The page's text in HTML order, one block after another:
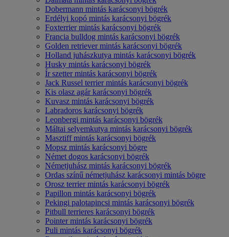
Dobermann mintás karácsonyi bögrék
Erdélyi kopó mintás karácsonyi bögrék
Foxterrier mintás karácsonyi bögrék
Francia bulldog mintás karácsonyi bögrék
Golden retriever mintás karácsonyi bögrék
Holland juhászkutya mintás karácsonyi bögrék
Husky mintás karácsonyi bögrék
Ír szetter mintás karácsonyi bögrék
Jack Russel terrier mintás karácsonyi bögrék
Kis olasz agár karácsonyi bögrék
Kuvasz mintás karácsonyi bögrék
Labradoros karácsonyi bögrék
Leonbergi mintás karácsonyi bögrék
Máltai selyemkutya mintás karácsonyi bögrék
Masztiff mintás karácsonyi bögrék
Mopsz mintás karácsonyi bögre
Német dogos karácsonyi bögrék
Németjuhász mintás karácsonyi bögrék
Ordas színű németjuhász karácsonyi mintás bögre
Orosz terrier mintás karácsonyi bögrék
Papillon mintás karácsonyi bögrék
Pekingi palotapincsi mintás karácsonyi bögrék
Pitbull terrieres karácsonyi bögrék
Pointer mintás karácsonyi bögrék
Puli mintás karácsonyi bögrék